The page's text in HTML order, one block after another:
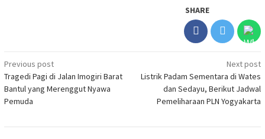
SHARE
Post
navigation
Previous post
Tragedi Pagi di Jalan Imogiri Barat
Bantul yang Merenggut Nyawa
Pemuda
Next post
Listrik Padam Sementara di Wates
dan Sedayu, Berikut Jadwal
Pemeliharaan PLN Yogyakarta